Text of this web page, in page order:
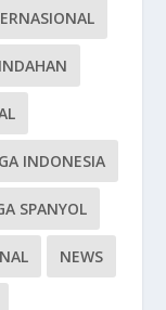
INDONESIA
SPANYOL
NEWS